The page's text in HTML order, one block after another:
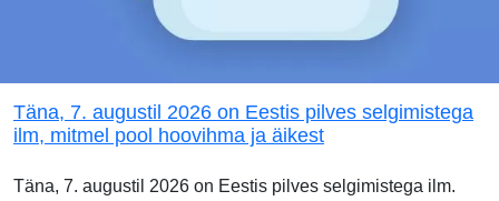
Täna, 7. augustil 2026 on Eestis pilves selgimistega
ilm, mitmel pool hoovihma ja äikest
Täna, 7. augustil 2026 on Eestis pilves selgimistega ilm.